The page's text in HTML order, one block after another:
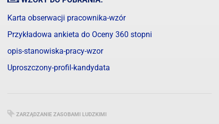
Karta obserwacji pracownika-wzór
Przykładowa ankieta do Oceny 360 stopni
opis-stanowiska-pracy-wzor
Uproszczony-profil-kandydata
ZARZĄDZANIE ZASOBAMI LUDZKIMI